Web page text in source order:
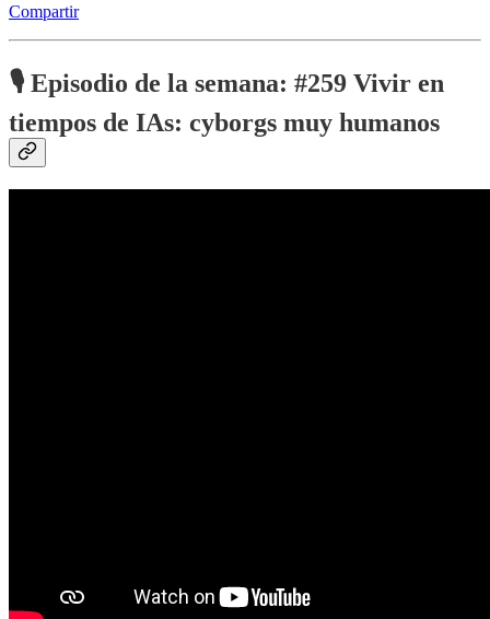
Compartir
🎙️ Episodio de la semana: #259 Vivir en
tiempos de IAs: cyborgs muy humanos